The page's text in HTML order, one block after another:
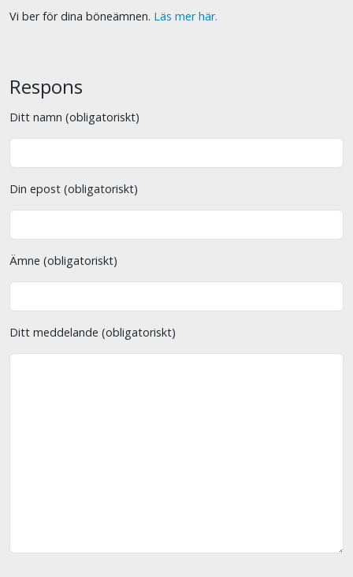
Vi ber för dina böneämnen. Läs mer här.
Respons
Ditt namn (obligatoriskt)
Din epost (obligatoriskt)
Ämne (obligatoriskt)
Ditt meddelande (obligatoriskt)